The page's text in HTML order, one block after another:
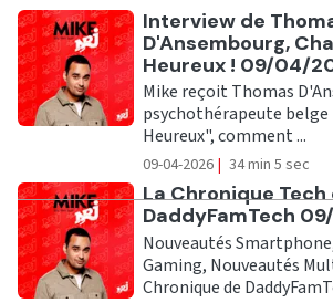
Ecouter
Interview de
D'Ansembourg,
Heureux ! 09/04/
Mike reçoit Thomas
psychothérapeute belge
Heureux", comment ...
09-04-2026 | 34 min 5 sec
Ecouter
La Chronique Tech
DaddyFamTech
Nouveautés
Gaming, Nouveautés
Chronique de